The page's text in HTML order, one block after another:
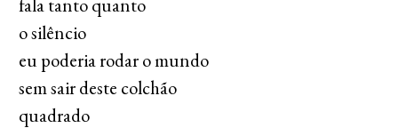
o silêncio
eu poderia rodar o mundo
sem sair deste colchão
quadrado